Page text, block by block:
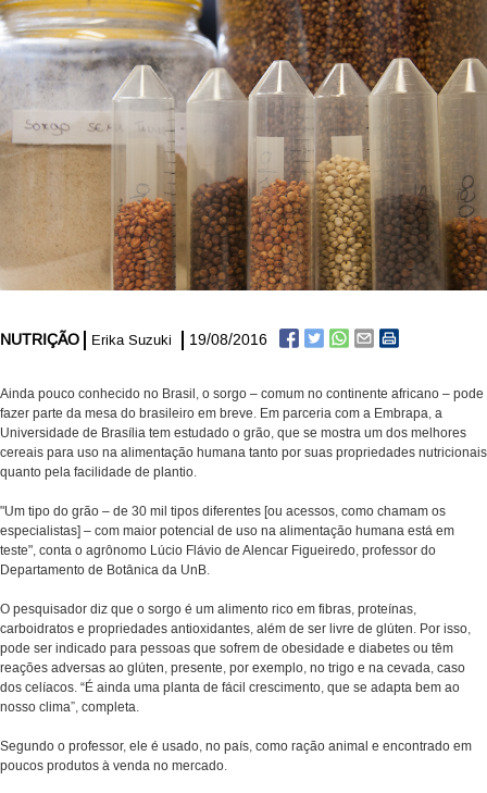
NUTRIÇÃO Erika Suzuki 19/08/2016
Ainda pouco conhecido no Brasil, o sorgo – comum no continente africano – pode
fazer parte da mesa do brasileiro em breve. Em parceria com a Embrapa, a
Universidade de Brasília tem estudado o grão, que se mostra um dos melhores
cereais para uso na alimentação humana tanto por suas propriedades nutricionais
quanto pela facilidade de plantio.
"Um tipo do grão – de 30 mil tipos diferentes [ou acessos, como chamam os
especialistas] – com maior potencial de uso na alimentação humana está em
teste", conta o agrônomo Lúcio Flávio de Alencar Figueiredo, professor do
Departamento de Botânica da UnB.
O pesquisador diz que o sorgo é um alimento rico em fibras, proteínas,
carboidratos e propriedades antioxidantes, além de ser livre de glúten. Por isso,
pode ser indicado para pessoas que sofrem de obesidade e diabetes ou têm
reações adversas ao glúten, presente, por exemplo, no trigo e na cevada, caso
dos celíacos. “É ainda uma planta de fácil crescimento, que se adapta bem ao
nosso clima”, completa.
Segundo o professor, ele é usado, no país, como ração animal e encontrado em
poucos produtos à venda no mercado.